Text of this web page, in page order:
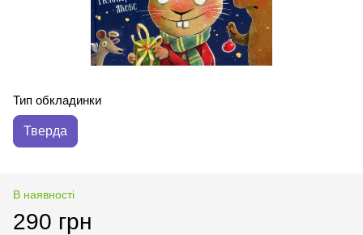
Тип обкладинки
Тверда
В наявності
290 грн